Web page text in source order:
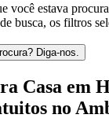
você estava
busca, os filtros
Diga-nos.
Casa em
no